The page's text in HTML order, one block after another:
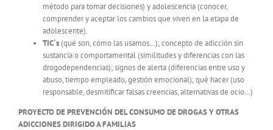
método para tomar decisiones) y adolescencia (conocer,
comprender y aceptar los cambios que viven en la etapa de
adolescente).
TIC´s(qué son, cómo las usamos…); concepto de adicción sin
sustancia o comportamental (similitudes y diferencias con las
drogodependencias); signos de alerta (diferencias entre uso y
abuso, tiempo empleado, gestión emocional); qué hacer (uso
responsable, desmitificar falsas creencias, alternativas de ocio…)
PROYECTO DE PREVENCIÓN DEL CONSUMO DE DROGAS Y OTRAS
ADICCIONES DIRIGIDO A FAMILIAS